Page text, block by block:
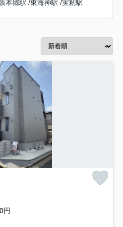
本郷駅 /東海神駅 /実籾駅
円